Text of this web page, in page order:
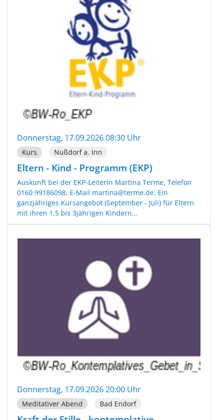
Donnerstag, 17.09.2026 08:30 Uhr
Kurs Nußdorf a. Inn
Eltern - Kind - Programm (EKP)
Auskunft bei der EKP-Leiterin Martina Terme, Telefon
0160 99186098, E-Mail martina@terme.de. Ein
ganzjähriges Kursangebot (September - Juli) für Eltern
mit ihren 1,5 bis 3jährigen Kindern...
Donnerstag, 17.09.2026 20:00 Uhr
Meditativer Abend Bad Endorf